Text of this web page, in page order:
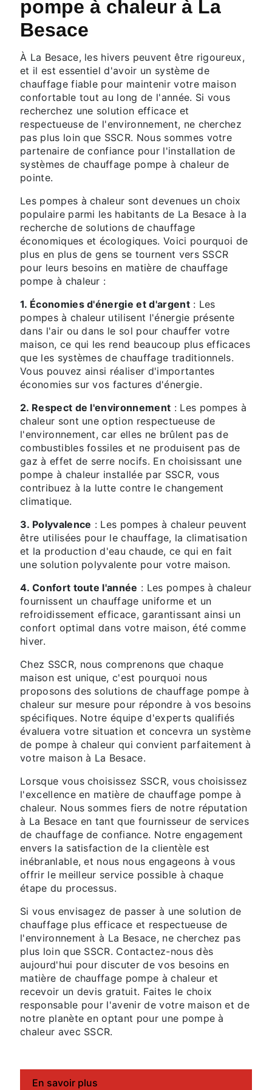
pompe à chaleur à La
Besace
À La Besace, les hivers peuvent être rigoureux,
et il est essentiel d'avoir un système de
chauffage fiable pour maintenir votre maison
confortable tout au long de l'année. Si vous
recherchez une solution efficace et
respectueuse de l'environnement, ne cherchez
pas plus loin que SSCR. Nous sommes votre
partenaire de confiance pour l'installation de
systèmes de chauffage pompe à chaleur de
pointe.
Les pompes à chaleur sont devenues un choix
populaire parmi les habitants de La Besace à la
recherche de solutions de chauffage
économiques et écologiques. Voici pourquoi de
plus en plus de gens se tournent vers SSCR
pour leurs besoins en matière de chauffage
pompe à chaleur :
1. Économies d'énergie et d'argent: Les
pompes à chaleur utilisent l'énergie présente
dans l'air ou dans le sol pour chauffer votre
maison, ce qui les rend beaucoup plus efficaces
que les systèmes de chauffage traditionnels.
Vous pouvez ainsi réaliser d'importantes
économies sur vos factures d'énergie.
2. Respect de l'environnement : Les pompes à
chaleur sont une option respectueuse de
l'environnement, car elles ne brûlent pas de
combustibles fossiles et ne produisent pas de
gaz à effet de serre nocifs. En choisissant une
pompe à chaleur installée par SSCR, vous
contribuez à la lutte contre le changement
climatique.
3. Polyvalence : Les pompes à chaleur peuvent
être utilisées pour le chauffage, la climatisation
et la production d'eau chaude, ce qui en fait
une solution polyvalente pour votre maison.
4. Confort toute l'année : Les pompes à chaleur
fournissent un chauffage uniforme et un
refroidissement efficace, garantissant ainsi un
confort optimal dans votre maison, été comme
hiver.
Chez SSCR, nous comprenons que chaque
maison est unique, c'est pourquoi nous
proposons des solutions de chauffage pompe à
chaleur sur mesure pour répondre à vos besoins
spécifiques. Notre équipe d'experts qualifiés
évaluera votre situation et concevra un système
de pompe à chaleur qui convient parfaitement à
votre maison à La Besace.
Lorsque vous choisissez SSCR, vous choisissez
l'excellence en matière de chauffage pompe à
chaleur. Nous sommes fiers de notre réputation
à La Besace en tant que fournisseur de services
de chauffage de confiance. Notre engagement
envers la satisfaction de la clientèle est
inébranlable, et nous nous engageons à vous
offrir le meilleur service possible à chaque
étape du processus.
Si vous envisagez de passer à une solution de
chauffage plus efficace et respectueuse de
l'environnement à La Besace, ne cherchez pas
plus loin que SSCR. Contactez-nous dès
aujourd'hui pour discuter de vos besoins en
matière de chauffage pompe à chaleur et
recevoir un devis gratuit. Faites le choix
responsable pour l'avenir de votre maison et de
notre planète en optant pour une pompe à
chaleur avec SSCR.
En savoir plus